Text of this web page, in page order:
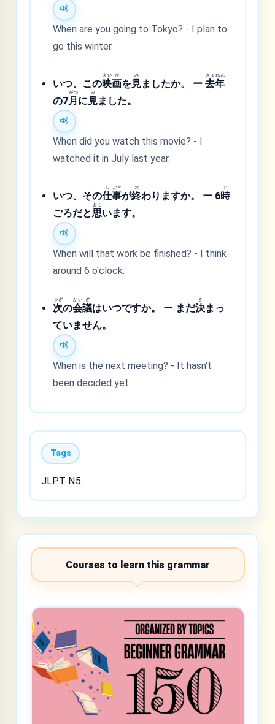
When are you going to Tokyo? - I plan to
go this winter.
いつ、この映
えい
画
が
を見
み
ましたか。 ー去
きょ
年
ねん
の7月
がつ
に 見
み
ました。
When did you watch this movie? - I
watched it in July last year.
いつ、その仕
し
事
ごと
が終
お
わりますか。 ー 6時
じ
ごろだと思
おも
います。
When will that work be finished? - I think
around 6 o'clock.
次
つぎ
の会
かい
議
ぎ
はいつですか。 ー まだ決
き
まっ
ていません。
When is the next meeting? - It hasn't
been decided yet.
Tags
JLPT N5
Courses to learn this grammar